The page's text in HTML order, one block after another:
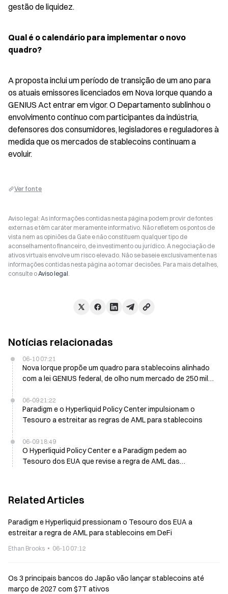
gestão de liquidez.
Qual é o calendário para implementar o novo
quadro?
A proposta inclui um período de transição de um ano para
os atuais emissores licenciados em Nova Iorque quando a
GENIUS Act entrar em vigor. O Departamento sublinhou o
envolvimento contínuo com participantes da indústria,
defensores dos consumidores, legisladores e reguladores à
medida que os mercados de stablecoins continuam a
evoluir.
Ver fonte
Aviso legal: As informações contidas nesta página podem provir de fontes
externas e têm caráter meramente informativo. Não refletem os pontos de
vista nem as opiniões da Gate e não constituem qualquer tipo de
aconselhamento financeiro, de investimento ou jurídico. A negociação de
ativos virtuais envolve um risco elevado. Não se baseie exclusivamente nas
informações contidas nesta página ao tomar decisões. Para mais detalhes,
consulte oAviso legal.
Notícias relacionadas
06-10 07:21
Nova Iorque propõe um quadro para stablecoins alinhado
com a lei GENIUS federal, de olho num mercado de 250 mil
06-09 21:22
Paradigm e o Hyperliquid Policy Center impulsionam o
Tesouro a estreitar as regras de AML para stablecoins
06-09 18:49
O Hyperliquid Policy Center e a Paradigm pedem ao
Tesouro dos EUA que revise a regra de AML das
Related Articles
Paradigm e Hyperliquid pressionam o Tesouro dos EUA a
estreitar a regra de AML para stablecoins em DeFi
Ethan Brooks 06-10 07:12
Os 3 principais bancos do Japão vão lançar stablecoins até
março de 2027 com $7T ativos